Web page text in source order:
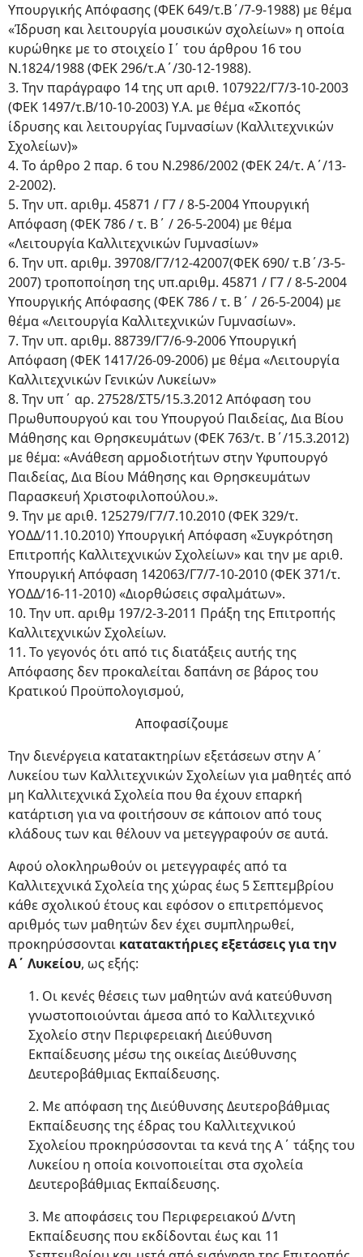
Υπουργικής Απόφασης (ΦΕΚ 649/τ.Β΄/7-9-1988) με θέμα
«Ίδρυση και λειτουργία μουσικών σχολείων» η οποία
κυρώθηκε με το στοιχείο Ι΄ του άρθρου 16 του
Ν.1824/1988 (ΦΕΚ 296/τ.Α΄/30-12-1988).
3. Την παράγραφο 14 της υπ αριθ. 107922/Γ7/3-10-2003
(ΦΕΚ 1497/τ.Β/10-10-2003) Υ.Α. με θέμα «Σκοπός
ίδρυσης και λειτουργίας Γυμνασίων (Καλλιτεχνικών
Σχολείων)»
4. Το άρθρο 2 παρ. 6 του Ν.2986/2002 (ΦΕΚ 24/τ. Α΄/13-
2-2002).
5. Την υπ. αριθμ. 45871 / Γ7 / 8-5-2004 Υπουργική
Απόφαση (ΦΕΚ 786 / τ. Β΄ / 26-5-2004) με θέμα
«Λειτουργία Καλλιτεχνικών Γυμνασίων»
6. Την υπ. αριθμ. 39708/Γ7/12-42007(ΦΕΚ 690/ τ.Β΄/3-5-
2007) τροποποίηση της υπ.αριθμ. 45871 / Γ7 / 8-5-2004
Υπουργικής Απόφασης (ΦΕΚ 786 / τ. Β΄ / 26-5-2004) με
θέμα «Λειτουργία Καλλιτεχνικών Γυμνασίων».
7. Την υπ. αριθμ. 88739/Γ7/6-9-2006 Υπουργική
Απόφαση (ΦΕΚ 1417/26-09-2006) με θέμα «Λειτουργία
Καλλιτεχνικών Γενικών Λυκείων»
8. Την υπ΄ αρ. 27528/ΣΤ5/15.3.2012 Απόφαση του
Πρωθυπουργού και του Υπουργού Παιδείας, Δια Βίου
Μάθησης και Θρησκευμάτων (ΦΕΚ 763/τ. Β΄/15.3.2012)
με θέμα: «Ανάθεση αρμοδιοτήτων στην Υφυπουργό
Παιδείας, Δια Βίου Μάθησης και Θρησκευμάτων
Παρασκευή Χριστοφιλοπούλου.».
9. Την με αριθ. 125279/Γ7/7.10.2010 (ΦΕΚ 329/τ.
ΥΟΔΔ/11.10.2010) Υπουργική Απόφαση «Συγκρότηση
Επιτροπής Καλλιτεχνικών Σχολείων» και την με αριθ.
Υπουργική Απόφαση 142063/Γ7/7-10-2010 (ΦΕΚ 371/τ.
ΥΟΔΔ/16-11-2010) «Διορθώσεις σφαλμάτων».
10. Την υπ. αριθμ 197/2-3-2011 Πράξη της Επιτροπής
Καλλιτεχνικών Σχολείων.
11. Το γεγονός ότι από τις διατάξεις αυτής της
Απόφασης δεν προκαλείται δαπάνη σε βάρος του
Κρατικού Προϋπολογισμού,
Αποφασίζουμε
Την διενέργεια κατατακτηρίων εξετάσεων στην Α΄
Λυκείου των Καλλιτεχνικών Σχολείων για μαθητές από
μη Καλλιτεχνικά Σχολεία που θα έχουν επαρκή
κατάρτιση για να φοιτήσουν σε κάποιον από τους
κλάδους των και θέλουν να μετεγγραφούν σε αυτά.
Αφού ολοκληρωθούν οι μετεγγραφές από τα
Καλλιτεχνικά Σχολεία της χώρας έως 5 Σεπτεμβρίου
κάθε σχολικού έτους και εφόσον ο επιτρεπόμενος
αριθμός των μαθητών δεν έχει συμπληρωθεί,
προκηρύσσονται κατατακτήριες εξετάσεις για την
Α΄ Λυκείου, ως εξής:
1. Οι κενές θέσεις των μαθητών ανά κατεύθυνση
γνωστοποιούνται άμεσα από το Καλλιτεχνικό
Σχολείο στην Περιφερειακή Διεύθυνση
Εκπαίδευσης μέσω της οικείας Διεύθυνσης
Δευτεροβάθμιας Εκπαίδευσης.
2. Με απόφαση της Διεύθυνσης Δευτεροβάθμιας
Εκπαίδευσης της έδρας του Καλλιτεχνικού
Σχολείου προκηρύσσονται τα κενά της Α΄ τάξης του
Λυκείου η οποία κοινοποιείται στα σχολεία
Δευτεροβάθμιας Εκπαίδευσης.
3. Με αποφάσεις του Περιφερειακού Δ/ντη
Εκπαίδευσης που εκδίδονται έως και 11